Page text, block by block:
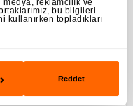
reklamcılık ve
bu bilgileri
kullanırken topladıkları
Reddet
gece boyu
Lens Bakım
durumlarla